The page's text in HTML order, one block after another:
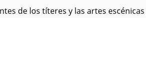
de los títeres y las artes